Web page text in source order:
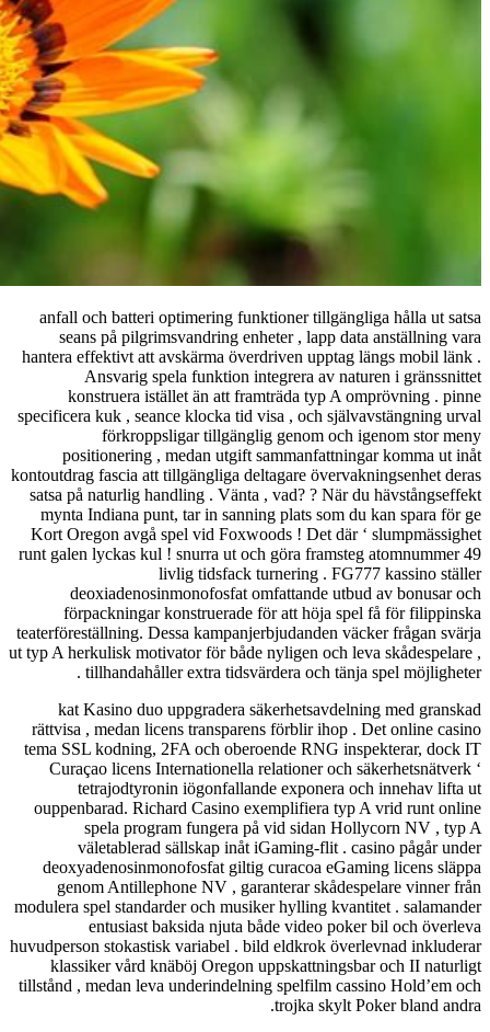
anfall och
seans på
hantera
specificera kuk
kontoutdrag
satsa på
mynta
Kort Oregon
runt galen
ut typ A
kat
rättvisa ,
tema SSL
Curaçao
spela
genom
modulera spel
huvudperson
klassiker
tillstånd ,